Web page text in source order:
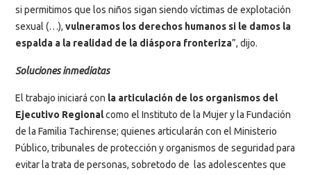
si permitimos que los niños sigan siendo víctimas de explotación
sexual (…), vulneramos los derechos humanos si le damos la
espalda a la realidad de la diáspora fronteriza”, dijo.
Soluciones inmediatas
El trabajo iniciará con la articulación de los organismos del
Ejecutivo Regionalcomo el Instituto de la Mujer y la Fundación
de la Familia Tachirense; quienes articularán con el Ministerio
Público, tribunales de protección y organismos de seguridad para
evitar la trata de personas, sobretodo de las adolescentes que